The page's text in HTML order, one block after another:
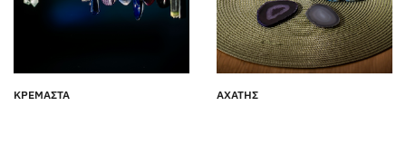
ΚΡΕΜΑΣΤΑ ΑΧΑΤΗΣ